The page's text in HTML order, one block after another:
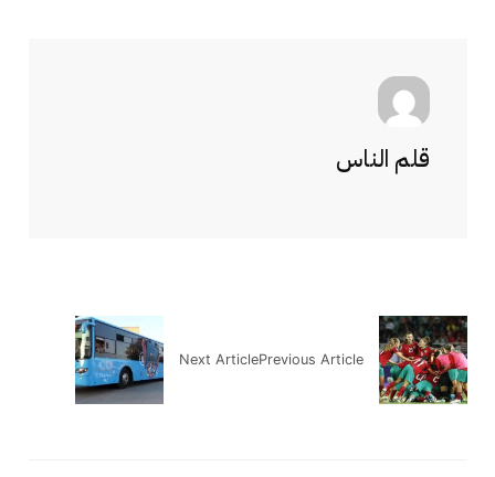
قلم الناس
Previous Article
Next Article